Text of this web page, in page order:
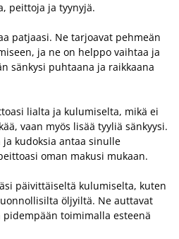
peittoja ja tyynyjä.
patjaasi. Ne tarjoavat pehmeän
ja ne on helppo vaihtaa ja
sänkysi puhtaana ja raikkaana
lialta ja kulumiselta, mikä ei
vaan myös lisää tyyliä sänkyysi.
kudoksia antaa sinulle
oman makusi mukaan.
päivittäiseltä kulumiselta, kuten
öljyiltä. Ne auttavat
toimimalla esteenä